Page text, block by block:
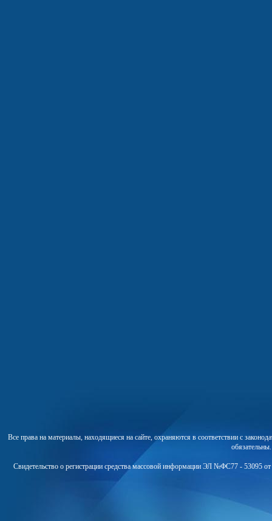
Все права на материалы, находящиеся на сайте, охраняются в соответствии с
Свидетельство о регистрации средства массовой информации ЭЛ №ФС77 - 53095